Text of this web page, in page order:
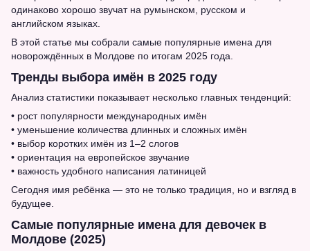
одинаково хорошо звучат на румынском, русском и
английском языках.
В этой статье мы собрали самые популярные имена для
новорождённых в Молдове по итогам 2025 года.
Тренды выбора имён в 2025 году
Анализ статистики показывает несколько главных тенденций:
• рост популярности международных имён
• уменьшение количества длинных и сложных имён
• выбор коротких имён из 1–2 слогов
• ориентация на европейское звучание
• важность удобного написания латиницей
Сегодня имя ребёнка — это не только традиция, но и взгляд в
будущее.
Самые популярные имена для девочек в
Молдове (2025)